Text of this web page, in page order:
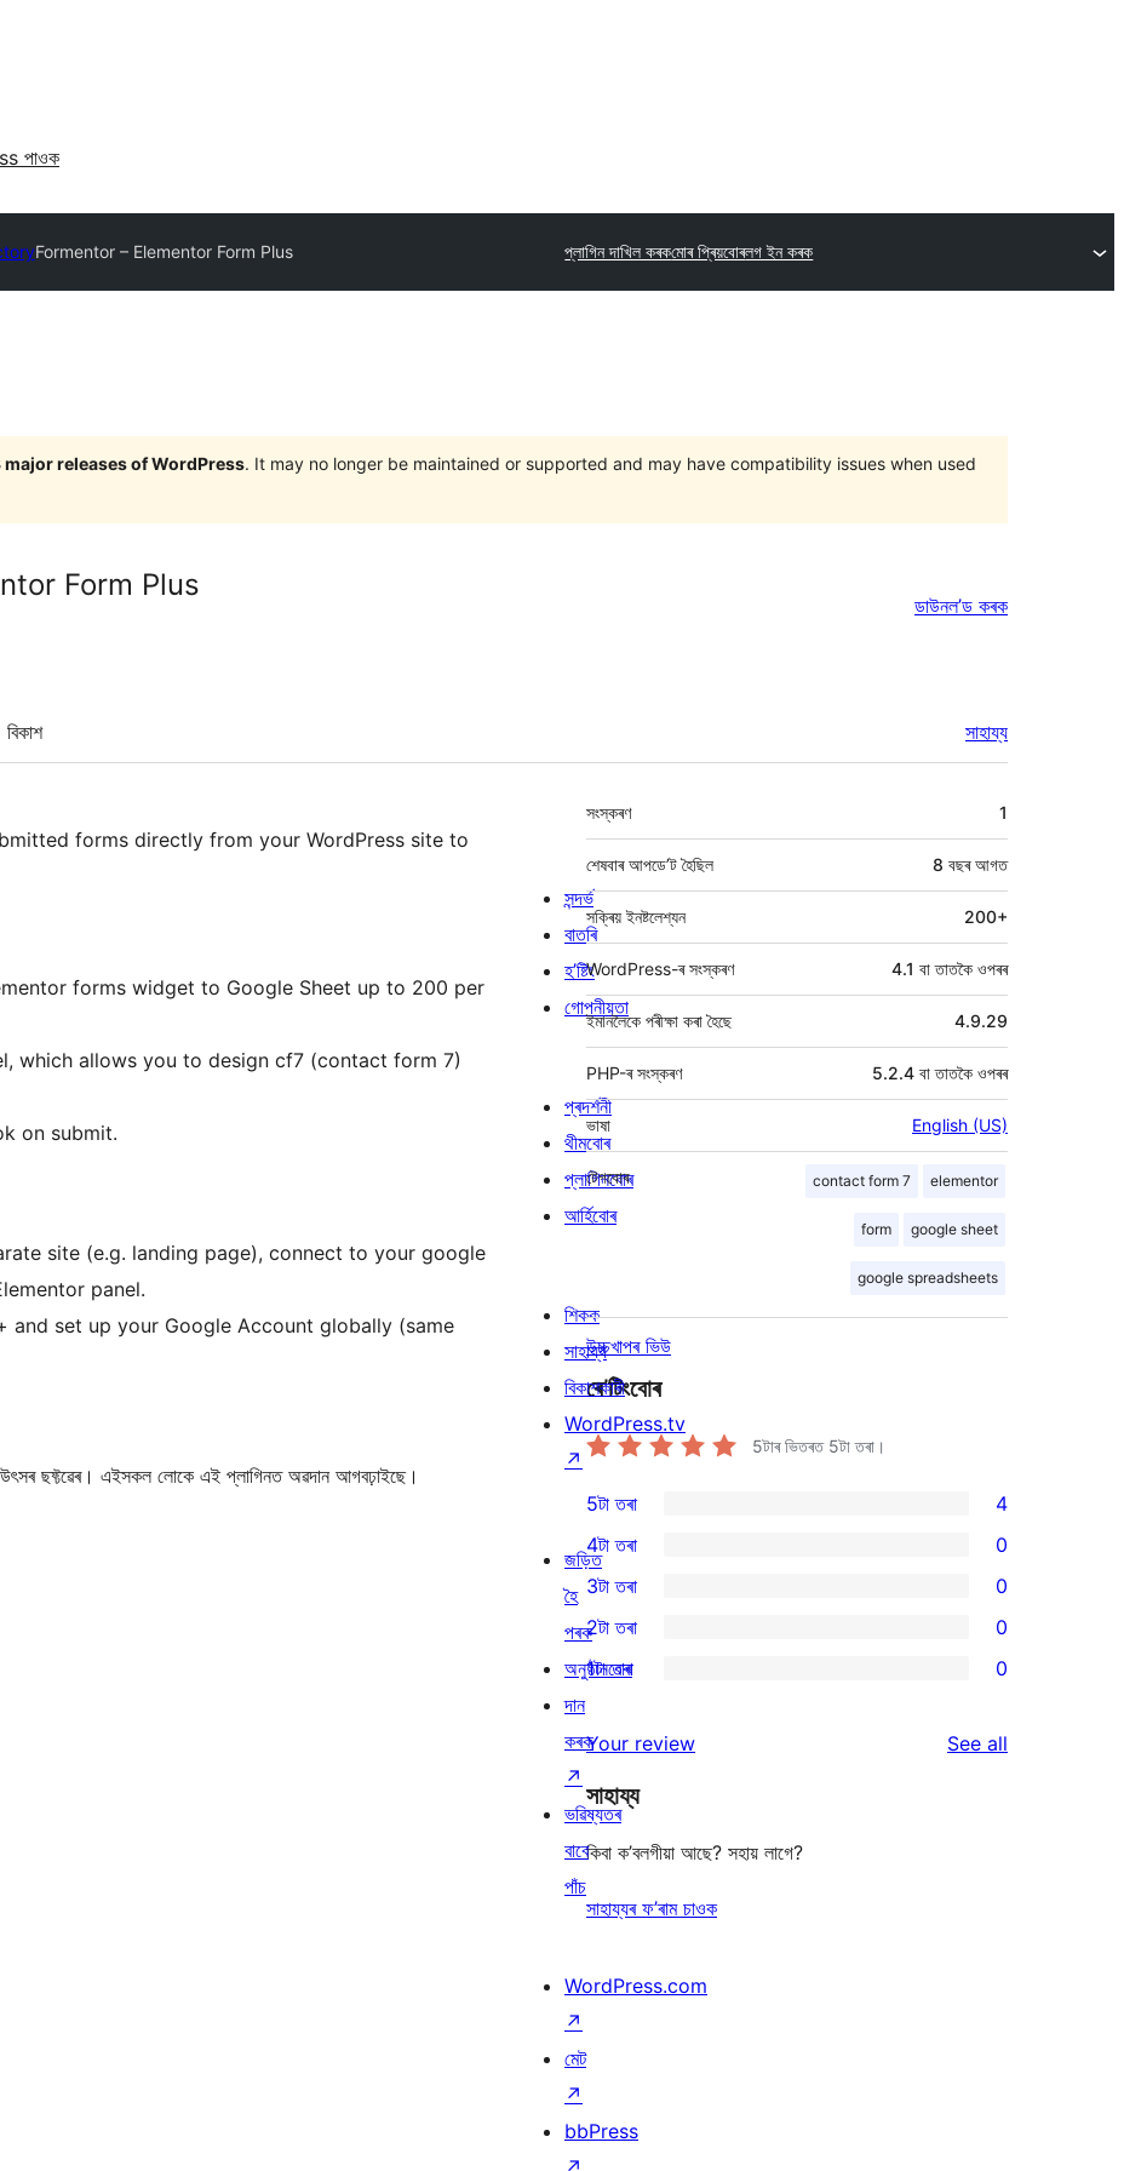
পাওক
Formentor – Elementor Form Plus প্লাগিন দাখিল কৰকমোৰ প্ৰিয়বোৰলগ ইন কৰক
releases of WordPress. It may no longer be maintained or supported and may have compatibility issues when used
Form Plus
ডাউনল’ড কৰক
বিকাশ সাহায্য
forms directly from your WordPress site to
forms widget to Google Sheet up to 200 per
which allows you to design cf7 (contact form 7)
on submit.
site (e.g. landing page), connect to your google
panel.
and set up your Google Account globally (same
এইসকল লোকে এই প্লাগিনত অৱদান আগবঢ়াইছে।
মেটা 1
সংস্কৰণ
8 বছৰআগত
শেষবাৰ আপডে’ট হৈছিল
সক্ৰিয় ইনষ্টলেশ্যন 200+
WordPress-ৰ সংস্কৰণ 4.1 বা তাতকৈ ওপৰৰ
ইমানলৈকে পৰীক্ষা কৰা হৈছে 4.9.29
PHP-ৰ সংস্কৰণ 5.2.4 বা তাতকৈ ওপৰৰ
ভাষা English (US)
contact form 7 elementor
form google sheet
google spreadsheets
টেগবোৰ
উচ্চখাপৰ ভিউ
ৰে’টিংবোৰ
5টাৰ ভিতৰত 5টা তৰা।
4
5-
star
reviews
5টা তৰা 4
0
4-
star
reviews
4টা তৰা 0
0
3-
star
3টা তৰা 0
0
2-
reviews
2টা তৰা 0
0
star
reviews
1টা তৰা 0
Your review See all
সাহায্য
কিবা ক’বলগীয়া আছে? সহায় লাগে?
সাহায্যৰ ফ’ৰাম চাওক
সন্দৰ্ভ
বাতৰি
হ’ষ্টিং
গোপনীয়তা
প্ৰদৰ্শনী
থীমবোৰ
প্লাগিনবোৰ
আৰ্হিবোৰ
শিকক
সাহায্য
বিকাশকাৰী
WordPress.tv
↗
জড়িত
হৈ
পৰক
অনুষ্ঠানবোৰ
দান
কৰক
↗
ভৱিষ্যতৰ
বাবে
পাঁচ
WordPress.com
↗
মেট
↗
bbPress